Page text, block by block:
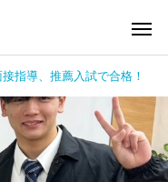
指導、推薦入試で合格！